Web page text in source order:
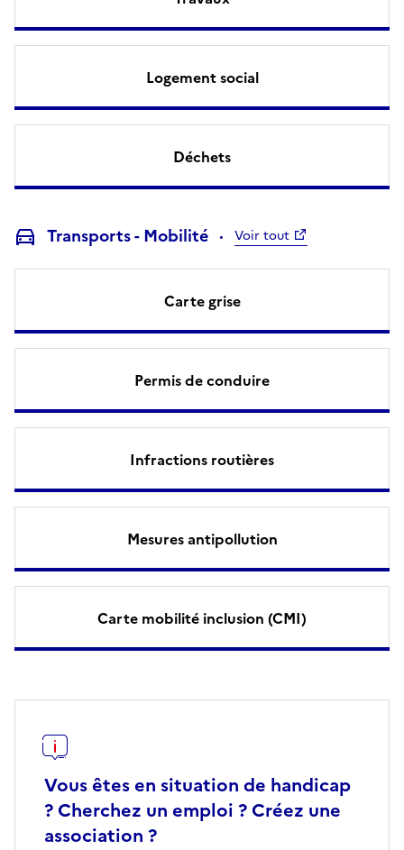
Logement social
Déchets
Transports - Mobilité Voir tout
Carte grise
Permis de conduire
Infractions routières
Mesures antipollution
Carte mobilité inclusion (CMI)
Vous êtes en situation de handicap
? Cherchez un emploi ? Créez une
association ?